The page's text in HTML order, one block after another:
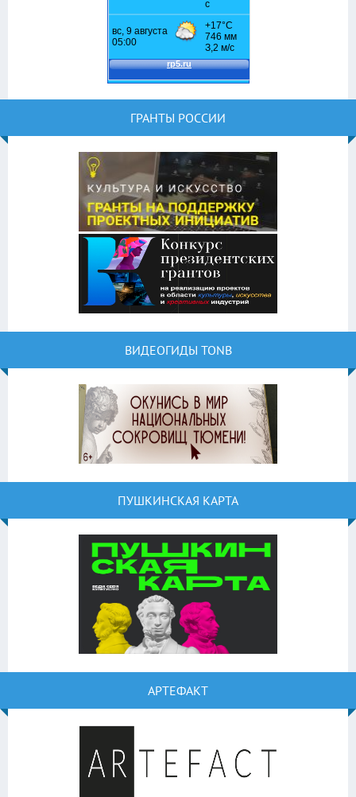
ГРАНТЫ РОССИИ
ВИДЕОГИДЫ TONB
ПУШКИНСКАЯ КАРТА
АРТЕФАКТ